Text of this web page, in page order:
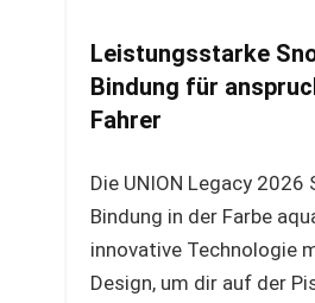
Leistungsstarke
Bindung für
Fahrer
Die UNION Legacy 2026
Bindung in der Farbe
innovative Technologie
Design, um dir auf der